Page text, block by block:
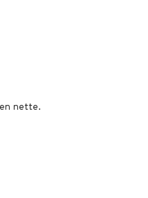
nette.